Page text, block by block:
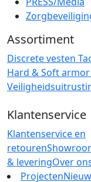
Assortiment
Discrete vesten
Hard & Soft armor
Klantenservice
Klantenservice en
retouren
& leveringOver
Projecten